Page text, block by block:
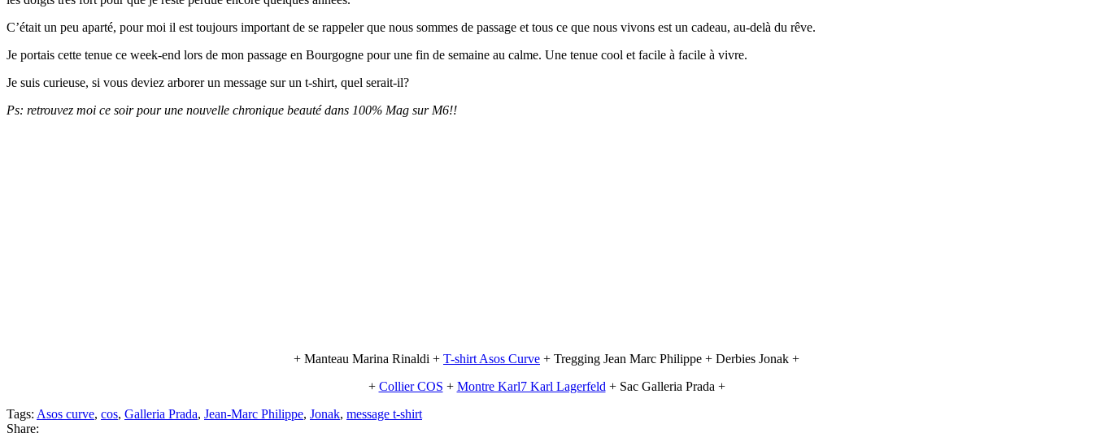
C’était un peu aparté, pour moi il est toujours important de se rappeler que nous sommes de passage et tous ce que nous vivons est un cadeau, au-delà du rêve.
Je portais cette tenue ce week-end lors de mon passage en Bourgogne pour une fin de semaine au calme. Une tenue cool et facile à facile à vivre.
Je suis curieuse, si vous deviez arborer un message sur un t-shirt, quel serait-il?
Ps: retrouvez moi ce soir pour une nouvelle chronique beauté dans 100% Mag sur M6!!
+ Manteau Marina Rinaldi + T-shirt Asos Curve + Tregging Jean Marc Philippe + Derbies Jonak +
+ Collier COS + Montre Karl7 Karl Lagerfeld + Sac Galleria Prada +
Tags: Asos curve, cos, Galleria Prada, Jean-Marc Philippe, Jonak, message t-shirt
Share: